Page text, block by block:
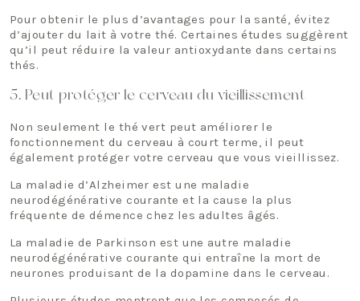
Pour obtenir le plus d’avantages pour la santé, évitez
d’ajouter du lait à votre thé. Certaines études suggèrent
qu’il peut réduire la valeur antioxydante dans certains
thés.
5. Peut protéger le cerveau du vieillissement
Non seulement le thé vert peut améliorer le
fonctionnement du cerveau à court terme, il peut
également protéger votre cerveau que vous vieillissez.
La maladie d’Alzheimer est une maladie
neurodégénérative courante et la cause la plus
fréquente de démence chez les adultes âgés.
La maladie de Parkinson est une autre maladie
neurodégénérative courante qui entraîne la mort de
neurones produisant de la dopamine dans le cerveau.